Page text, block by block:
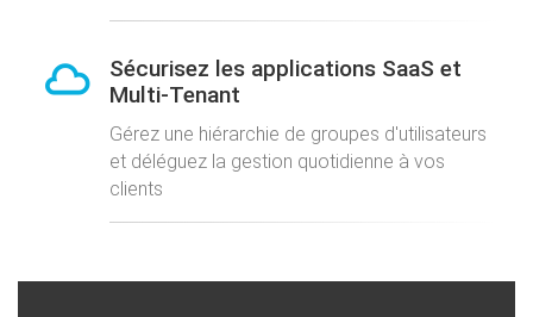
Sécurisez les applications SaaS et
Multi-Tenant
Gérez une hiérarchie de groupes d'utilisateurs
et déléguez la gestion quotidienne à vos
clients